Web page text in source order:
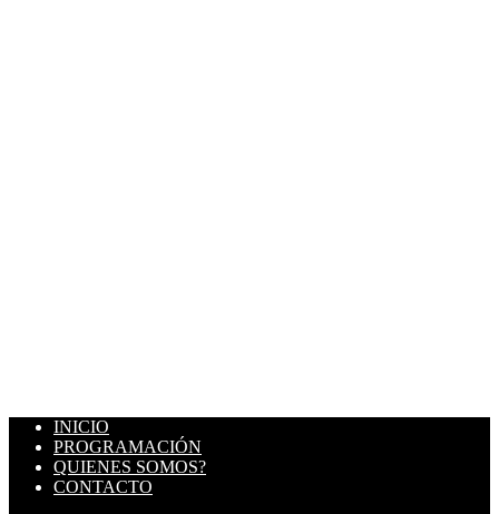
INICIO
PROGRAMACIÓN
QUIENES SOMOS?
CONTACTO